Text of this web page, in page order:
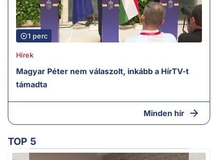
1 perc
Hírek
Magyar Péter nem válaszolt, inkább a HírTV-t
támadta
Minden hír
TOP 5